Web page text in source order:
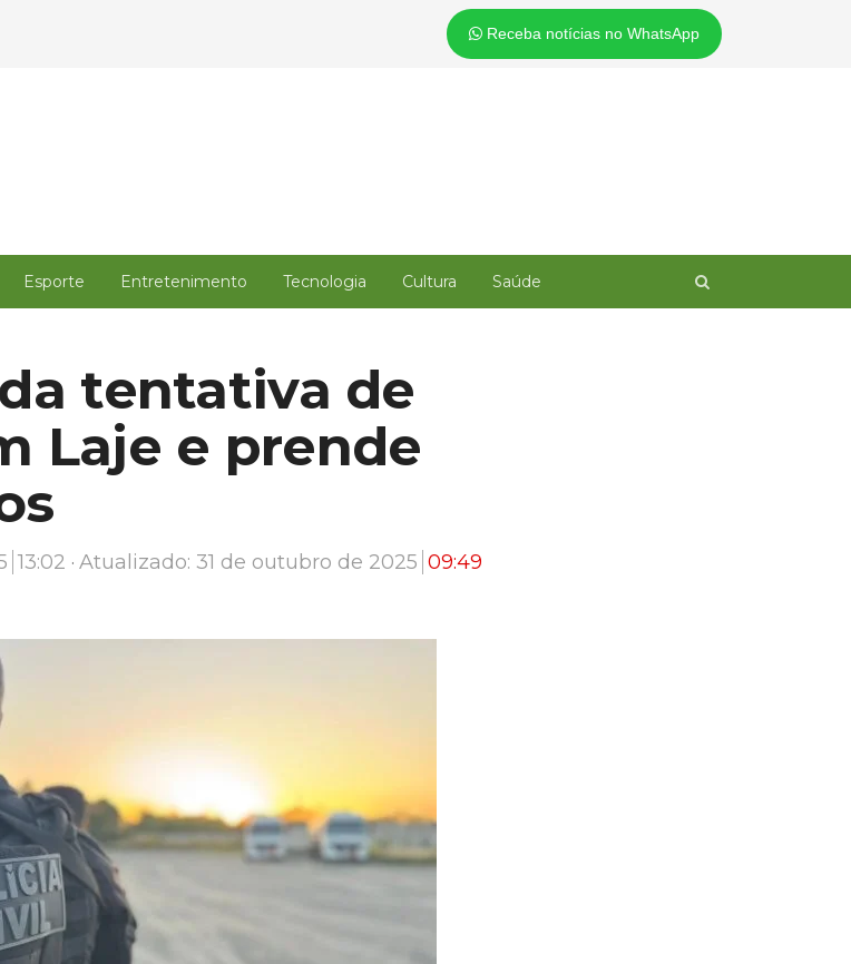
Receba notícias no WhatsApp
Esporte Entretenimento Tecnologia Cultura Saúde
tentativa de
Laje e prende
13:02 Atualizado: 31 de outubro de 2025 09:49